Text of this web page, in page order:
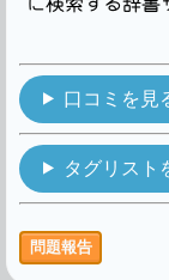
口コミを見
タグリスト
問題報告